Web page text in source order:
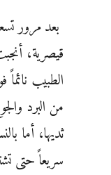
بعد مرور
قيصرية،
الطبيب
من البرد
ثديها، أما
سريعاً حتى